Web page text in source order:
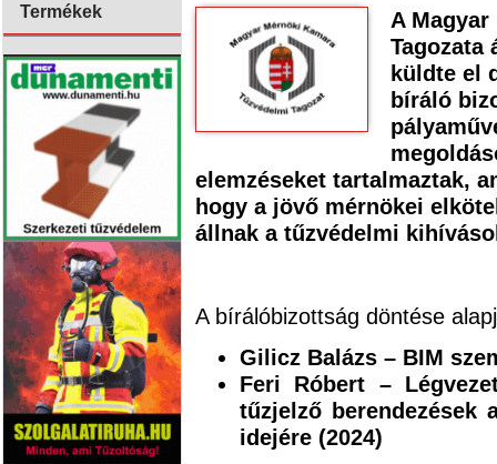
Termékek
A
Tagozata
küldte el
bíráló
elemzéseket tartalmaztak,
hogy a jövő mérnökei
állnak a tűzvédelmi
A bírálóbizottság döntése
Gilicz Balázs – BIM
Feri Róbert –
tűzjelző berendezések
idejére (2024)